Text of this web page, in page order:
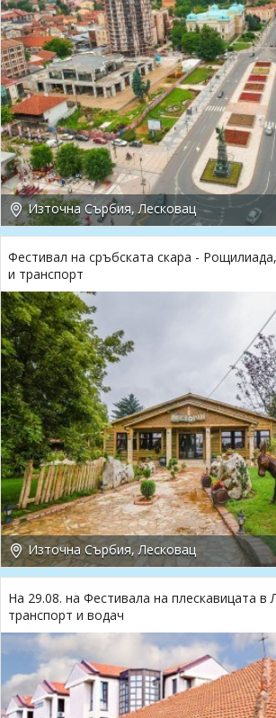
Източна Сърбия, Лесковац
Фестивал на сръбската скара -
и транспорт
Източна Сърбия, Лесковац
На 29.08. на Фестивала на плескавицата в
транспорт и водач